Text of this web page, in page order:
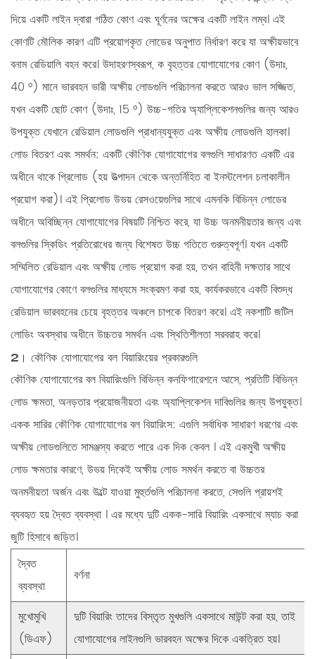
দিয়ে একটি লাইন দ্বারা গঠিত কোণ এবং ঘূর্ণনের অক্ষের একটি লাইন লম্ব। এই
কোণটি মৌলিক কারণ এটি প্রয়োগকৃত লোডের অনুপাত নির্ধারণ করে যা অক্ষীয়ভাবে
বনাম রেডিয়ালি বহন করে। উদাহরণস্বরূপ, কবৃহত্তর যোগাযোগের কোণ (উদাঃ,
40 °) মানে ভারবহন ভারী অক্ষীয় লোডগুলি পরিচালনা করতে আরও ভাল সজ্জিত,
যখন একটিছোট কোণ (উদাঃ, 15 °) উচ্চ-গতির অ্যাপ্লিকেশনগুলির জন্য আরও
উপযুক্ত যেখানে রেডিয়াল লোডগুলি প্রাধান্যযুক্ত এবং অক্ষীয় লোডগুলি হালকা।
লোড বিতরণ এবং সমর্থন: একটি কৌণিক যোগাযোগের বলগুলি সাধারণত একটি এর
অধীনে থাকেপ্রিলোড (হয় উত্পাদন থেকে অন্তর্নিহিত বা ইনস্টলেশন চলাকালীন
প্রয়োগ করা)। এই প্রিলোড উভয় রেসওয়েগুলির সাথে এমনকি বিভিন্ন লোডের
অধীনে অবিচ্ছিন্ন যোগাযোগের বিষয়টি নিশ্চিত করে, যা উচ্চ অনমনীয়তার জন্য এবং
বলগুলির স্কিডিং প্রতিরোধের জন্য বিশেষত উচ্চ গতিতে গুরুত্বপূর্ণ। যখন একটি
সম্মিলিত রেডিয়াল এবং অক্ষীয় লোড প্রয়োগ করা হয়, তখন বাহিনী দক্ষতার সাথে
যোগাযোগের কোণে বলগুলির মাধ্যমে সংক্রমণ করা হয়, কার্যকরভাবে একটি বিশুদ্ধ
রেডিয়াল ভারবহনের চেয়ে বৃহত্তর অঞ্চলে চাপকে বিতরণ করে। এই নকশাটি জটিল
লোডিং অবস্থার অধীনে উচ্চতর সমর্থন এবং স্থিতিশীলতা সরবরাহ করে।
2। কৌণিক যোগাযোগের বল বিয়ারিংয়ের প্রকারগুলি
কৌণিক যোগাযোগের বল বিয়ারিংগুলি বিভিন্ন কনফিগারেশনে আসে, প্রতিটি বিভিন্ন
লোড ক্ষমতা, অনড়তার প্রয়োজনীয়তা এবং অ্যাপ্লিকেশন দাবিগুলির জন্য উপযুক্ত।
একক সারির কৌণিক যোগাযোগের বল বিয়ারিংস: এগুলি সর্বাধিক সাধারণ ধরণের এবং
অক্ষীয় লোডগুলিতে সামঞ্জস্য করতে পারেএক দিক কেবল । এই একমুখী অক্ষীয়
লোড ক্ষমতার কারণে, উভয় দিকেই অক্ষীয় লোড সমর্থন করতে বা উচ্চতর
অনমনীয়তা অর্জন এবং উল্টে যাওয়া মুহুর্তগুলি পরিচালনা করতে, সেগুলি প্রায়শই
ব্যবহৃত হয়দ্বৈত ব্যবস্থা । এর মধ্যে দুটি একক-সারি বিয়ারিং একসাথে ম্যাচ করা
জুটি হিসাবে জড়িত।
দ্বৈত
ব্যবস্থা
বর্ণনা
মুখোমুখি
(ডিএফ)
দুটি বিয়ারিং তাদের বিস্তৃত মুখগুলি একসাথে মাউন্ট করা হয়, তাই
যোগাযোগের লাইনগুলি ভারবহন অক্ষের দিকে একত্রিত হয়।